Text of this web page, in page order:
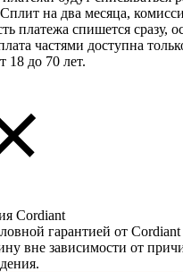
на два месяца,
платежа спишется сразу,
частями доступна
18 до 70 лет.
Cordiant
гарантией от
вне зависимости от